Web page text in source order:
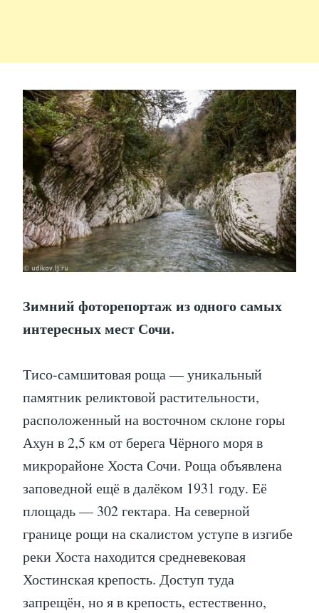
Зимний фоторепортаж из одного самых
интересных мест Сочи.
Тисо-самшитовая роща — уникальный
памятник реликтовой растительности,
расположенный на восточном склоне горы
Ахун в 2,5 км от берега Чёрного моря в
микрорайоне Хоста Сочи. Роща объявлена
заповедной ещё в далёком 1931 году. Её
площадь — 302 гектара. На северной
границе рощи на скалистом уступе в изгибе
реки Хоста находится средневековая
Хостинская крепость. Доступ туда
запрещён, но я в крепость, естественно,